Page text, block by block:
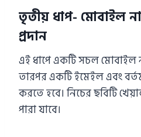
তৃতীয় ধাপ- মোবাইল
প্রদান
এই ধাপে একটি সচল মোবাইল
তারপর একটি ইমেইল এবং
করতে হবে। নিচের ছবিটি
পারা যাবে।